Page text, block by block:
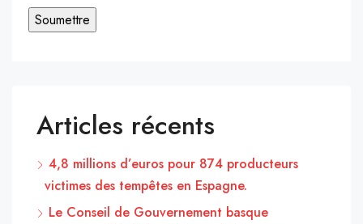
Articles récents
4,8 millions d’euros pour 874 producteurs
victimes des tempêtes en Espagne.
Le Conseil de Gouvernement basque